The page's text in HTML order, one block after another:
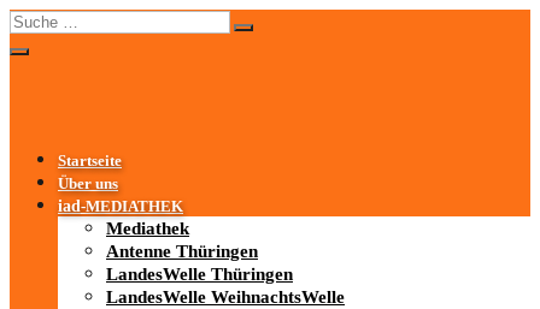
Startseite
Über uns
iad-MEDIATHEK
Mediathek
Antenne Thüringen
LandesWelle Thüringen
LandesWelle WeihnachtsWelle